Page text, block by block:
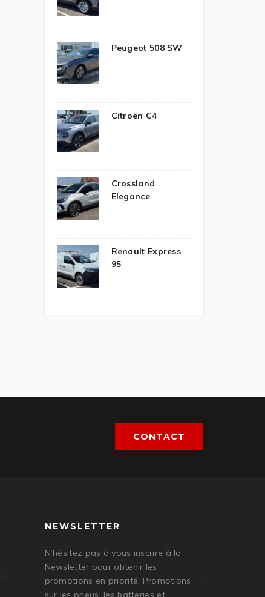
Peugeot 508 SW
Citroën C4
Crossland
Elegance
Renault Express
95
CONTACT
NEWSLETTER
N’hésitez pas à vous inscrire à la
Newsletter pour obtenir les
promotions en priorité. Promotions
sur les pneus, les batteries et